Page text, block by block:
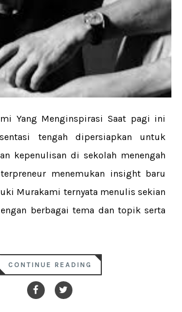
Yang Menginspirasi Saat pagi ini
tengah dipersiapkan untuk
kepenulisan di sekolah menengah
menemukan insight baru
Murakami ternyata menulis sekian
berbagai tema dan topik serta
CONTINUE READING